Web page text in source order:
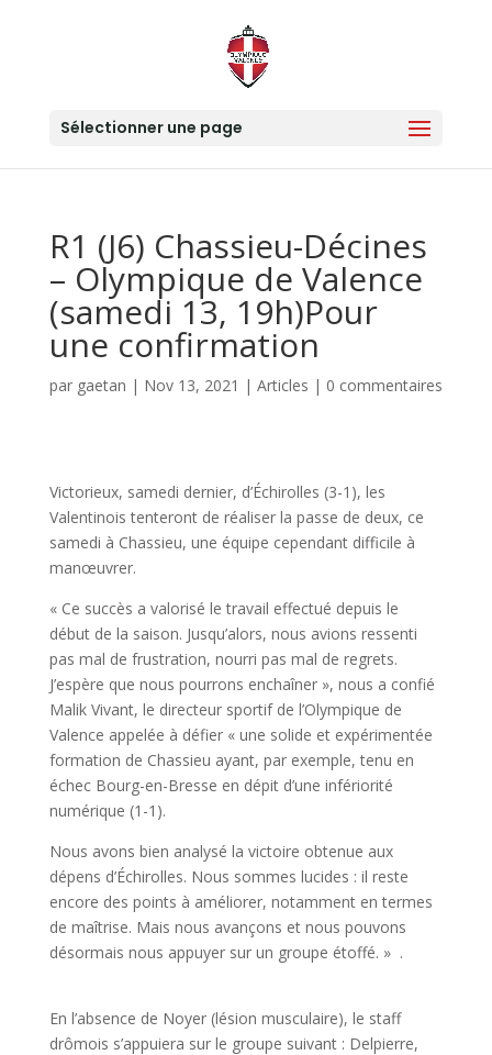
Sélectionner une page
R1 (J6) Chassieu-Décines
– Olympique de Valence
(samedi 13, 19h)Pour
une confirmation
par gaetan | Nov 13, 2021 | Articles | 0 commentaires
Victorieux, samedi dernier, d’Échirolles (3-1), les
Valentinois tenteront de réaliser la passe de deux, ce
samedi à Chassieu, une équipe cependant difficile à
manœuvrer.
« Ce succès a valorisé le travail effectué depuis le
début de la saison. Jusqu’alors, nous avions ressenti
pas mal de frustration, nourri pas mal de regrets.
J’espère que nous pourrons enchaîner », nous a confié
Malik Vivant, le directeur sportif de l’Olympique de
Valence appelée à défier « une solide et expérimentée
formation de Chassieu ayant, par exemple, tenu en
échec Bourg-en-Bresse en dépit d’une infériorité
numérique (1-1).
Nous avons bien analysé la victoire obtenue aux
dépens d’Échirolles. Nous sommes lucides : il reste
encore des points à améliorer, notamment en termes
de maîtrise. Mais nous avançons et nous pouvons
désormais nous appuyer sur un groupe étoffé. » .
En l’absence de Noyer (lésion musculaire), le staff
drômois s’appuiera sur le groupe suivant : Delpierre,